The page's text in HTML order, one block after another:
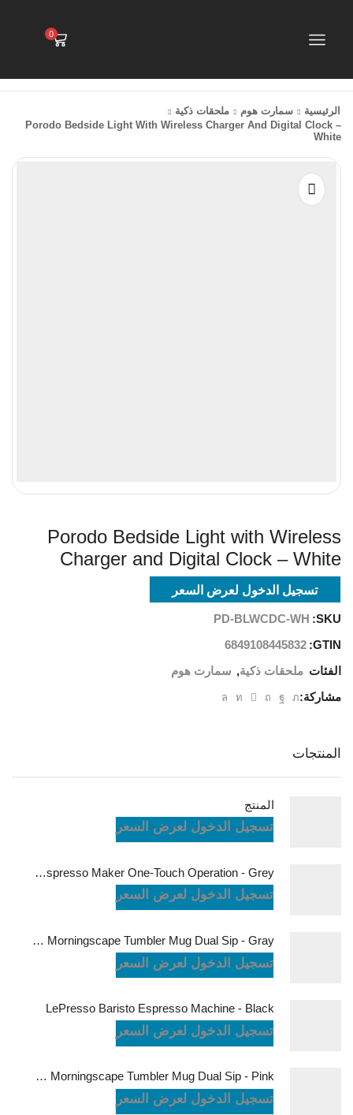
0
الرئيسية سمارت هوم
ملحقات ذكية
Porodo Bedside Light With Wireless Charger And Digital Clock –
White
Porodo Bedside Light with Wireless
Charger and Digital Clock – White
تسجيل الدخول لعرض السعر
SKU:
PD-BLWCDC-WH
GTIN:
6849108445832
الفئات ملحقات ذكية, سمارت هوم
مشاركة:
المنتجات
المنتج
تسجيل الدخول لعرض السعر
LePresso Brewjet Portable Espresso Maker One-Touch Operation - Grey
تسجيل الدخول لعرض السعر
LePresso Morningscape Tumbler Mug Dual Sip - Gray
تسجيل الدخول لعرض السعر
LePresso Baristo Espresso Machine - Black
تسجيل الدخول لعرض السعر
LePresso Morningscape Tumbler Mug Dual Sip - Pink
تسجيل الدخول لعرض السعر